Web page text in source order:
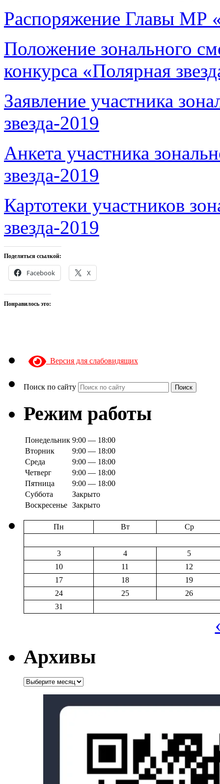
Распоряжение Главы МР
Положение зонального
конкурса «Полярная
Заявление участника
звезда-2019
Анкета участника
звезда-2019
Картотеки участников
звезда-2019
Поделиться ссылкой:
Facebook X
Понравилось это:
Версия для слабовидящих
Поиск по сайту Поиск
Режим работы
Понедельник 9:00 — 18:00
Вторник
9:00 — 18:00
Среда
9:00 — 18:00
Четверг
9:00 — 18:00
Пятница
9:00 — 18:00
Суббота
Закрыто
Воскресенье Закрыто
Пн Вт Ср
3 4
5
10
11
12
17
18
19
24
25
26
31
Архивы
Архивы